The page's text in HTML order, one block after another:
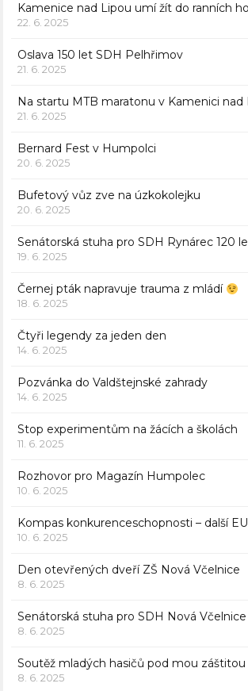
Kamenice nad Lipou umí žít do ranních
22. 6. 2025
Oslava 150 let SDH Pelhřimov
21. 6. 2025
Na startu MTB maratonu v Kamenici nad
21. 6. 2025
Bernard Fest v Humpolci
20. 6. 2025
Bufetový vůz zve na úzkokolejku
20. 6. 2025
Senátorská stuha pro SDH Rynárec 120
19. 6. 2025
Černej pták napravuje trauma z mládí
18. 6. 2025
Čtyři legendy za jeden den
14. 6. 2025
Pozvánka do Valdštejnské zahrady
14. 6. 2025
Stop experimentům na žácích a školách
11. 6. 2025
Rozhovor pro Magazín Humpolec
10. 6. 2025
Kompas konkurenceschopnosti – další
10. 6. 2025
Den otevřených dveří ZŠ Nová Včelnice
8. 6. 2025
Senátorská stuha pro SDH Nová
8. 6. 2025
Soutěž mladých hasičů pod mou záštitou
8. 6. 2025